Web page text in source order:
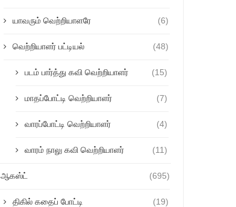
யாவரும் வெற்றியாளரே (6)
வெற்றியாளர் பட்டியல் (48)
படம் பார்த்து கவி வெற்றியாளர் (15)
மாதப்போட்டி வெற்றியாளர் (7)
வாரப்போட்டி வெற்றியாளர் (4)
வாரம் நாலு கவி வெற்றியாளர் (11)
ஆகஸ்ட் (695)
திகில் கதைப் போட்டி (19)